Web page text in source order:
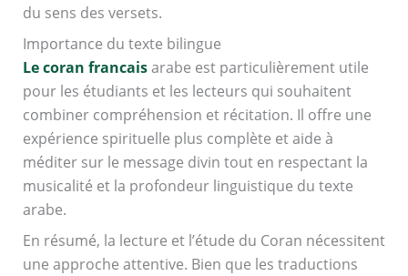
du sens des versets.
Importance du texte bilingue
Le coran francaisarabe est particulièrement utile
pour les étudiants et les lecteurs qui souhaitent
combiner compréhension et récitation. Il offre une
expérience spirituelle plus complète et aide à
méditer sur le message divin tout en respectant la
musicalité et la profondeur linguistique du texte
arabe.
En résumé, la lecture et l’étude du Coran nécessitent
une approche attentive. Bien que les traductions